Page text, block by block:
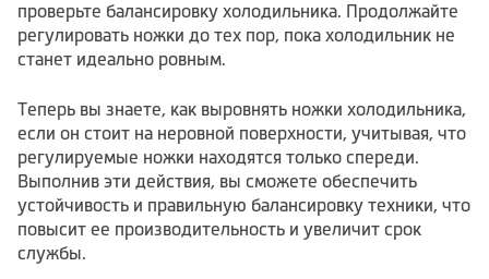
проверьте балансировку холодильника. Продолжайте
регулировать ножки до тех пор, пока холодильник не
станет идеально ровным.
Теперь вы знаете, как выровнять ножки холодильника,
если он стоит на неровной поверхности, учитывая, что
регулируемые ножки находятся только спереди.
Выполнив эти действия, вы сможете обеспечить
устойчивость и правильную балансировку техники, что
повысит ее производительность и увеличит срок
службы.